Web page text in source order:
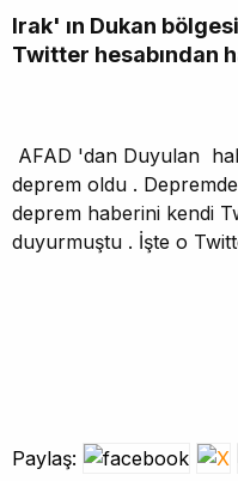
Irak' ın Dukan
Twitter hesabından
AFAD 'dan Duyulan
deprem oldu .
deprem haberini kendi
duyurmuştu . İşte o
Paylaş: